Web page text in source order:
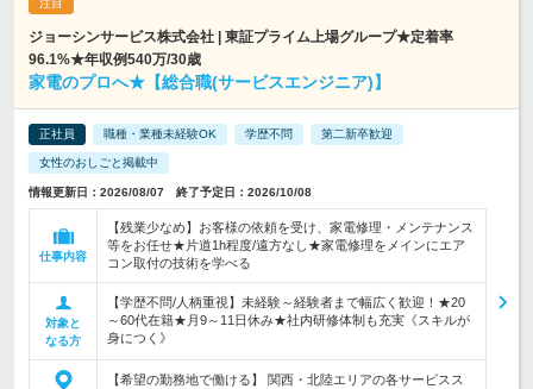
ジョーシンサービス株式会社 | 東証プライム上場グループ★定着率
96.1%★年収例540万/30歳
家電のプロへ★【総合職(サービスエンジニア)】
正社員 職種・業種未経験OK 学歴不問 第二新卒歓迎
女性のおしごと掲載中
情報更新日：2026/08/07 終了予定日：2026/10/08
仕事内容
【残業少なめ】お客様の依頼を受け、家電修理・メンテナンス
等をお任せ★片道1h程度/遠方なし★家電修理をメインにエア
コン取付の技術を学べる
対象と
なる方
【学歴不問/人柄重視】未経験～経験者まで幅広く歓迎！★20
～60代在籍★月9～11日休み★社内研修体制も充実《スキルが
身につく》
【希望の勤務地で働ける】 関西・北陸エリアの各サービスス